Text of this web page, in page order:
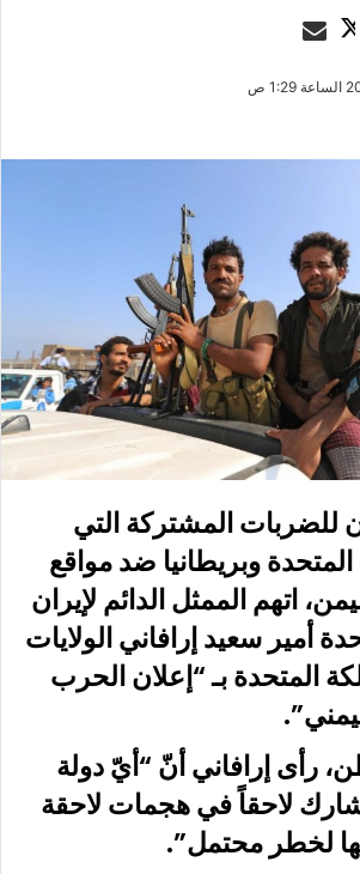
ت
ب
ل
X
س
ر
ا
إ
ل
ك
ت
ر
و
ن
للضربات المشتركة التي
المتحدة وبريطانيا ضد مواقع
اتهم الممثل الدائم لإيران
أمير سعيد إرافاني الولايات
المتحدة بـ “إعلان الحرب
رأى إرافاني أنّ “أيّ دولة
لاحقاً في هجمات لاحقة
لخطر محتمل”.